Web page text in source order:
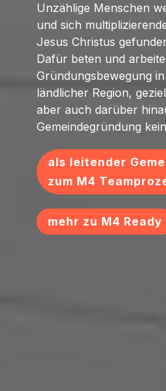
Unzählige Menschen
und sich
Jesus Christus
Dafür beten und
Gründungsbewegung
ländlicher Region,
aber auch darüber
Gemeindegründung
als leitender
zum M4
mehr zu M4 Ready